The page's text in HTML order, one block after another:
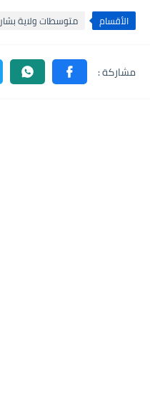
الأقسام متوسطات ولاية بشار